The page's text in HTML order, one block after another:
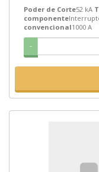
Poder de Corte52 kA
componente
convencional1000 A
-